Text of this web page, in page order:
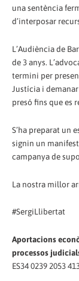
una sentència
d’interposar
L’Audiència de
de 3 anys.
termini per
Justícia i
presó fins que es
S’ha preparat un
signin un
campanya de
La nostra millor
#SergiLlibertat
Aportacions
processos
ES34 0239 2053